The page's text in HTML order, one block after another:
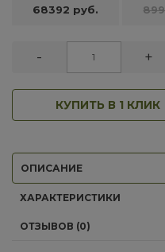
68392 руб.
- +
КУПИТЬ В 1 КЛИК
ОПИСАНИЕ
ХАРАКТЕРИСТИКИ
ОТЗЫВОВ (0)